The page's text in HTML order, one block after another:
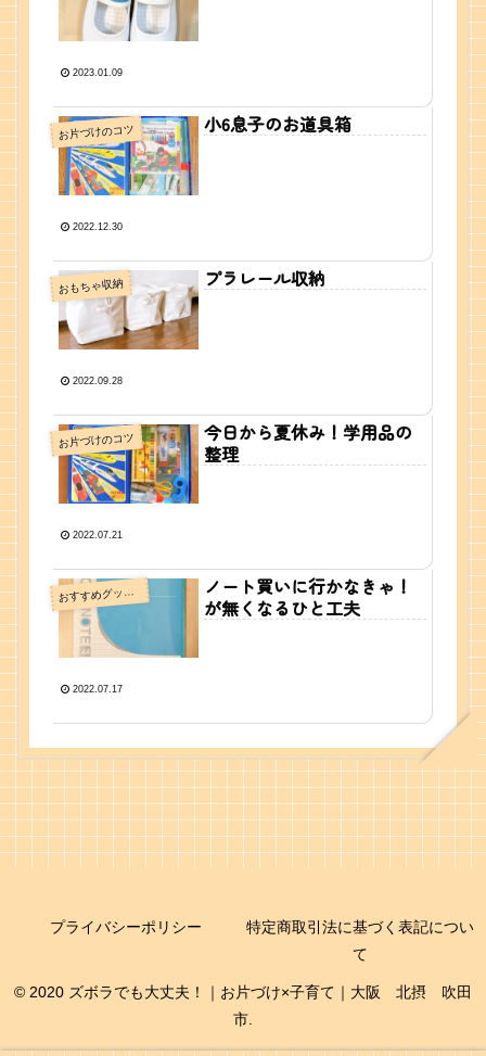
2023.01.09
お片づけのコツ 小6息子のお道具箱
2022.12.30
おもちゃ収納 プラレール収納
2022.09.28
お片づけのコツ
今日から夏休み！学用品の
整理
2022.07.21
お すすめグッズ・情報
ノート買いに行かなきゃ！
が無くなるひと工夫
2022.07.17
プライバシーポリシー
特定商取引法に基づく表記につい
て
© 2020 ズボラでも大丈夫！｜お片づけ×子育て｜大阪 北摂 吹田
市.